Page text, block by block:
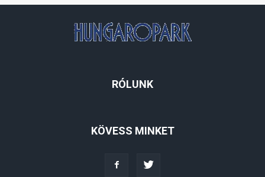
RÓLUNK
KÖVESS MINKET